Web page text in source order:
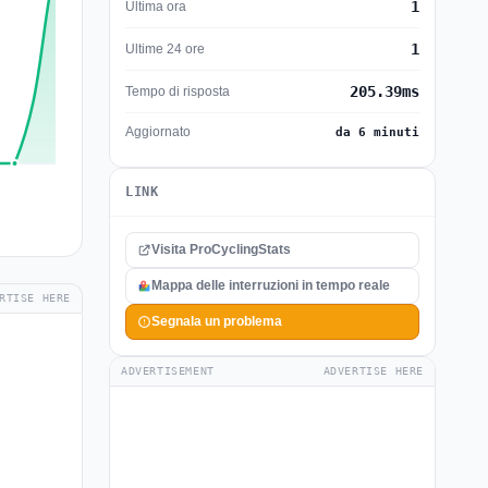
HERE
Ultima ora 1
Ultime 24 ore 1
Tempo di risposta 205.39ms
Aggiornato da 6 minuti
LINK
Visita ProCyclingStats
Mappa delle interruzioni in tempo reale
Segnala un problema
ADVERTISEMENT ADVERTISE HERE